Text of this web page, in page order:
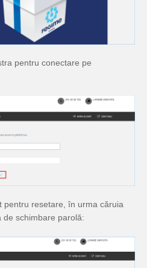
pentru conectare pe
pentru resetare, în urma căruia
de schimbare parolă: